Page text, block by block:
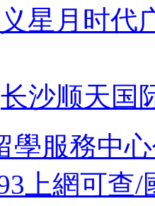
星月时代
长沙顺天国
學服務中
上網可